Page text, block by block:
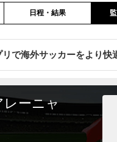
日程・結果
リで海外サッカーをより快
レーニャ